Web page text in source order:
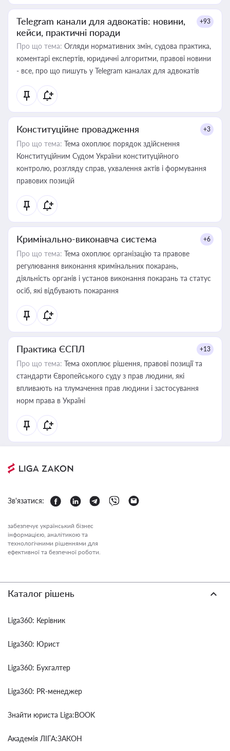
Telegram канали для адвокатів: новини,
кейси, практичні поради
+93
Про що тема: Огляди нормативних змін, судова практика,
коментарі експертів, юридичні алгоритми, правові новини
- все, про що пишуть у Telegram каналах для адвокатів
Конституційне провадження +3
Про що тема: Тема охоплює порядок здійснення
Конституційним Судом України конституційного
контролю, розгляду справ, ухвалення актів і формування
правових позицій
Кримінально-виконавча система +6
Про що тема: Тема охоплює організацію та правове
регулювання виконання кримінальних покарань,
діяльність органів і установ виконання покарань та статус
осіб, які відбувають покарання
Практика ЄСПЛ +13
Про що тема: Тема охоплює рішення, правові позиції та
стандарти Європейського суду з прав людини, які
впливають на тлумачення прав людини і застосування
норм права в Україні
Зв'язатися:
забезпечує український бізнес
інформацією, аналітикою та
технологічними рішеннями для
ефективної та безпечної роботи.
Каталог рішень
Liga360: Керівник
Liga360: Юрист
Liga360: Бухгалтер
Liga360: PR-менеджер
Знайти юриста Liga:BOOK
Академія ЛІГА:ЗАКОН